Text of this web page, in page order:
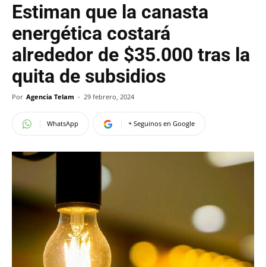
Estiman que la canasta
energética costará
alrededor de $35.000 tras la
quita de subsidios
Por Agencia Telam - 29 febrero, 2024
WhatsApp + Seguinos en Google